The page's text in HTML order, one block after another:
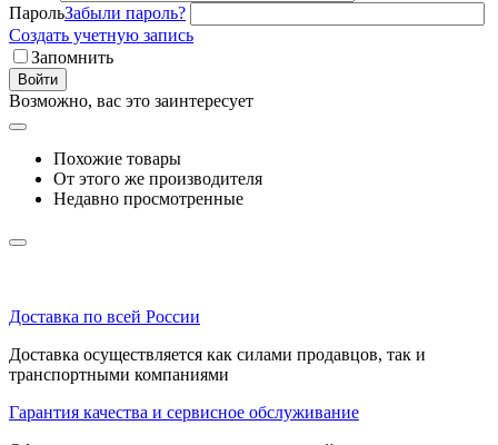
ПарольЗабыли пароль?
Создать учетную запись
Запомнить
Войти
Возможно, вас это заинтересует
Похожие товары
От этого же производителя
Недавно просмотренные
Доставка по всей России
Доставка осуществляется как силами продавцов, так и
транспортными компаниями
Гарантия качества и сервисное обслуживание